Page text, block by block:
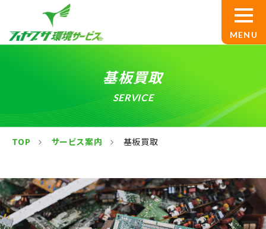
産業廃棄物処理
基板買取
産廃コンサルティング
基板買取
SERVICE
TOP サービス案内 基板買取